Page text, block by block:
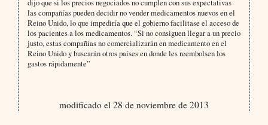
dijo que si los precios negociados no cumplen con sus expectativas
las compañías pueden decidir no vender medicamentos nuevos en el
Reino Unido, lo que impediría que el gobierno facilitase el acceso de
los pacientes a los medicamentos. “Si no consiguen llegar a un precio
justo, estas compañías no comercializarán en medicamento en el
Reino Unido y buscarán otros países en donde les reembolsen los
gastos rápidamente”
modificado el 28 de noviembre de 2013